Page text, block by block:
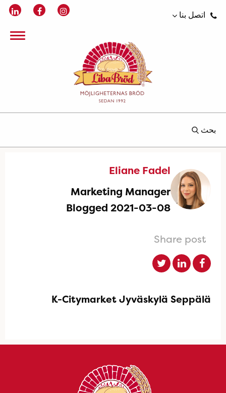
اتصل بنا
بحث
Eliane Fadel
Marketing Manager
Blogged 2021-03-08
Share post
K-Citymarket Jyväskylä Seppälä